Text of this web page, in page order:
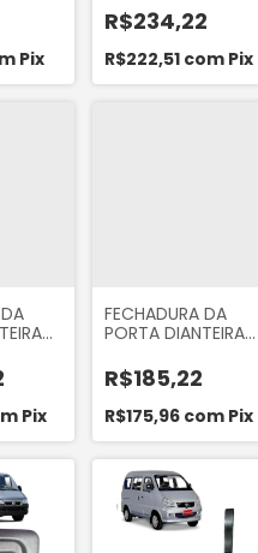
DA
412
Pix
LADO DIREITO DO
RENAULT SANDERO
2007... LOGAN
2007... ORI 8558
R$234,22
R$222,51 com Pix
Pix
FECHADURA DA
PORTA DIANTEIRA
MECÂNICA DO
RENAULT SANDERO
2007 A 2013
R$185,22
R$175,96 com Pix